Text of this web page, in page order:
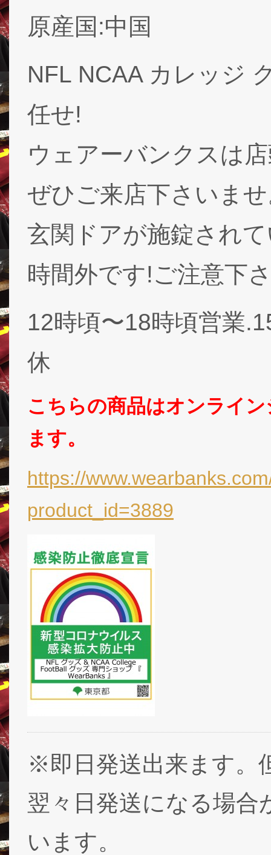
原産国:中国
NFL NCAA カレッジ
任せ!
ウェアーバンクスは
ぜひご来店下さいま
玄関ドアが施錠され
時間外です!ご注意下
12時頃〜18時頃営業
休
こちらの商品はオンライ
ます。
https://
product_id=3889
※即日発送出来ます。
翌々日発送になる場
います。